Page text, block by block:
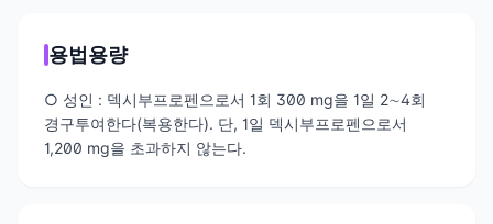
용법용량
○ 성인 : 덱시부프로펜으로서 1회 300 mg을 1일 2∼4회
경구투여한다(복용한다). 단, 1일 덱시부프로펜으로서
1,200 mg을 초과하지 않는다.